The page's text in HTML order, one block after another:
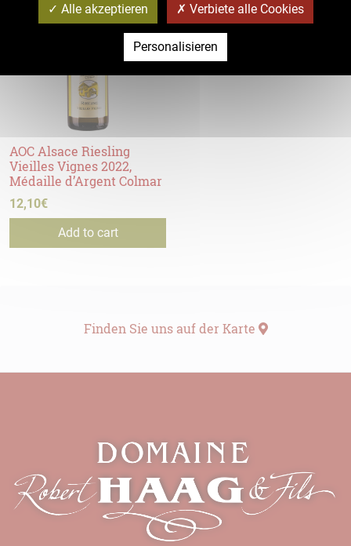
AOC Alsace Riesling
Vieilles Vignes 2022,
Médaille d’Argent Colmar
12,10€
Add to cart
Finden Sie uns auf der Karte
Alle akzeptieren Verbiete alle Cookies
Personalisieren